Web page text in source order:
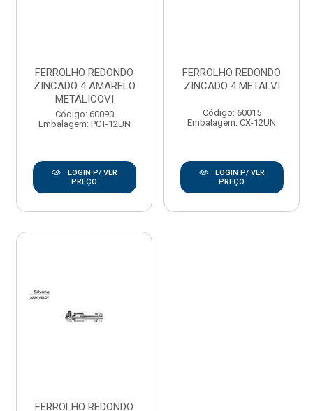
FERROLHO REDONDO
ZINCADO 4 AMARELO
METALICOVI
Código: 60090
Embalagem: PCT-12UN
LOGIN P/ VER
PREÇO
FERROLHO REDONDO
ZINCADO 4 METALVI
Código: 60015
Embalagem: CX-12UN
LOGIN P/ VER
PREÇO
FERROLHO REDONDO